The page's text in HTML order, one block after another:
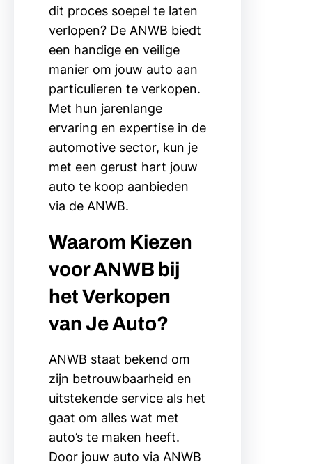
dit proces soepel te laten
verlopen? De ANWB biedt
een handige en veilige
manier om jouw auto aan
particulieren te verkopen.
Met hun jarenlange
ervaring en expertise in de
automotive sector, kun je
met een gerust hart jouw
auto te koop aanbieden
via de ANWB.
Waarom Kiezen
voor ANWB bij
het Verkopen
van Je Auto?
ANWB staat bekend om
zijn betrouwbaarheid en
uitstekende service als het
gaat om alles wat met
auto’s te maken heeft.
Door jouw auto via ANWB